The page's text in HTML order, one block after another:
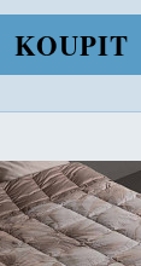
KOUPIT